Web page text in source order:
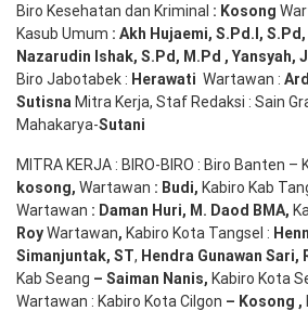
Biro Kesehatan dan Kriminal : Kosong
Kasub Umum : Akh Hujaemi, S.Pd.I, S.Pd ,
Nazarudin Ishak, S.Pd , M.Pd , Yansyah,
Biro Jabotabek : Herawati Wartawan :
Sutisna Mitra Kerja, Staf Redaksi : Sain
Mahakarya-Sutani
MITRA KERJA : BIRO-BIRO : Biro Banten –
kosong, Wartawan : Budi, Kabiro Kab
Wartawan : Daman Huri, M. Daod BMA,
RoyWartawan, Kabiro Kota Tangsel :
Simanjuntak, ST, Hendra Gunawan Sari,
Kab Seang – Saiman Nanis, Kabiro Kota
Wartawan : Kabiro Kota Cilgon – Kosong ,